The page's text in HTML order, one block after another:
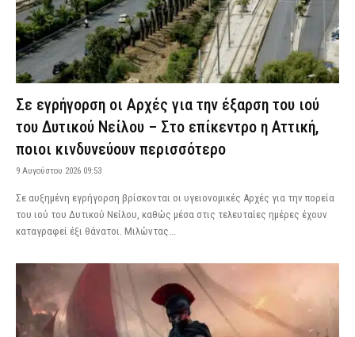
Σε εγρήγορση οι Αρχές για την έξαρση του ιού
του Δυτικού Νείλου – Στο επίκεντρο η Αττική,
ποιοι κινδυνεύουν περισσότερο
9 Αυγούστου 2026 09:53
Σε αυξημένη εγρήγορση βρίσκονται οι υγειονομικές Αρχές για την πορεία
του ιού του Δυτικού Νείλου, καθώς μέσα στις τελευταίες ημέρες έχουν
καταγραφεί έξι θάνατοι. Μιλώντας...